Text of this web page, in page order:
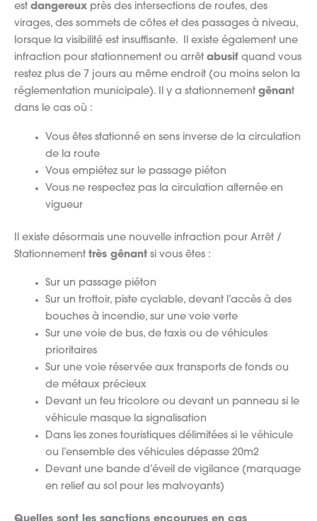
est dangereux près des intersections de routes, des
virages, des sommets de côtes et des passages à niveau,
lorsque la visibilité est insuffisante. Il existe également une
infraction pour stationnement ou arrêt abusif quand vous
restez plus de 7 jours au même endroit (ou moins selon la
réglementation municipale). Il y a stationnement gênant
dans le cas où :
Vous êtes stationné en sens inverse de la circulation
de la route
Vous empiétez sur le passage piéton
Vous ne respectez pas la circulation alternée en
vigueur
Il existe désormais une nouvelle infraction pour Arrêt /
Stationnement très gênant si vous êtes :
Sur un passage piéton
Sur un trottoir, piste cyclable, devant l’accès à des
bouches à incendie, sur une voie verte
Sur une voie de bus, de taxis ou de véhicules
prioritaires
Sur une voie réservée aux transports de fonds ou
de métaux précieux
Devant un feu tricolore ou devant un panneau si le
véhicule masque la signalisation
Dans les zones touristiques délimitées si le véhicule
ou l’ensemble des véhicules dépasse 20m2
Devant une bande d’éveil de vigilance (marquage
en relief au sol pour les malvoyants)